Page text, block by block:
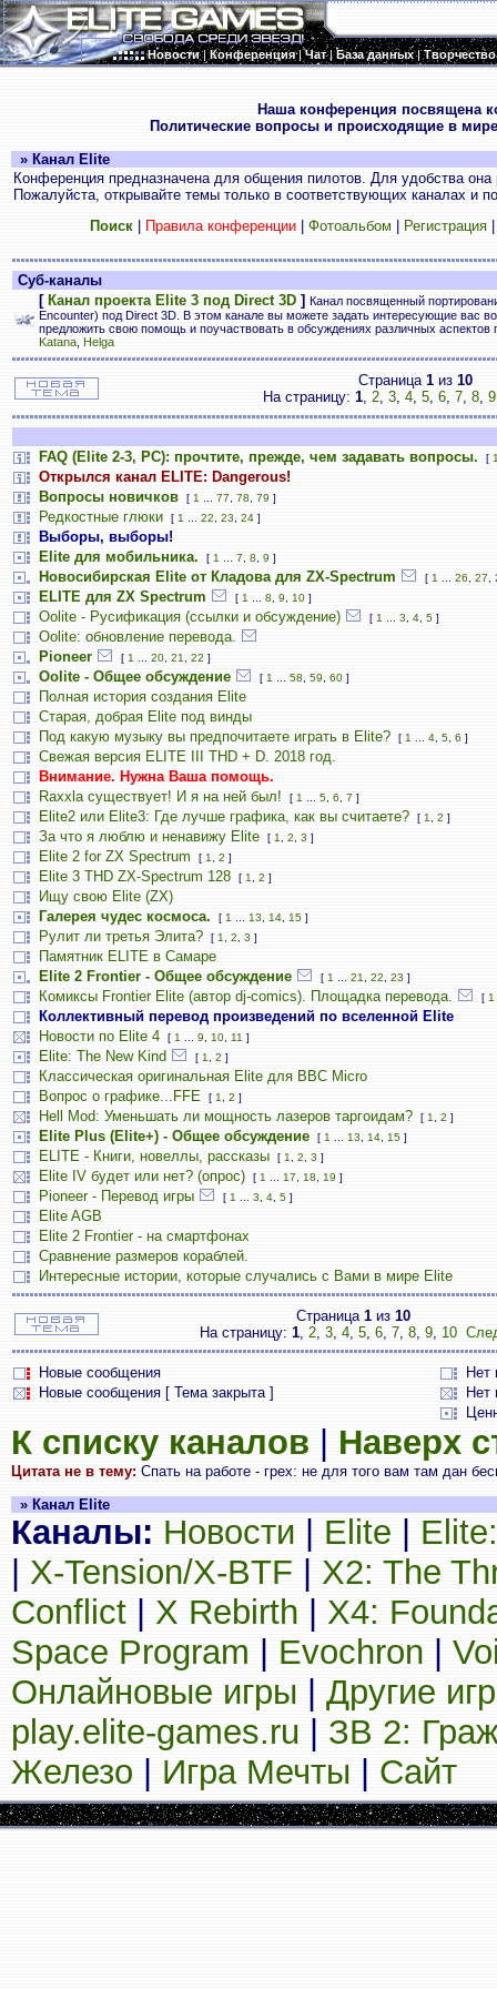
Новости|Конференция|Чат|База данных|Творчество
Наша конференция посвящена
Политические вопросы и происходящие в
» Канал Elite
Конференция предназначена для общения пилотов. Для удобства
Пожалуйста, открывайте темы только в соответствующих каналах и
Поиск| Правила конференции| Фотоальбом Регистрация
Суб-каналы
[ Канал проекта Elite 3 под Direct 3D ] Канал посвященный
Encounter) под Direct 3D. В этом канале вы можете задать интересующие вас
предложить свою помощь и поучаствовать в обсуждениях различных
Katana Helga
Страница 1 из 10
На страницу: 1, 2, 3, 4, 5, 6, 7, 8, 9
FAQ (Elite 2-3, PC): прочтите, прежде, чем задавать вопросы. [
Открылся канал ELITE: Dangerous!
Вопросы новичков
[ 1 77 78 79 ]
Редкостные глюки [ 1 22 23 24 ]
Выборы, выборы!
Elite для мобильника.
[ 1 7 8 9 ]
Новосибирская Elite от Кладова для ZX-Spectrum [ 1 26 27
ELITE для ZX Spectrum [ 1 8 9 10 ]
Oolite - Русификация (ссылки и обсуждение) [ 1 3 4 5 ]
Oolite: обновление перевода.
Pioneer
[ 1 20 21 22 ]
Oolite - Общее обсуждение [ 1 58 59 60 ]
Полная история создания Elite
Старая, добрая Elite под винды
Под какую музыку вы предпочитаете играть в Elite?
[ 1 4 5 6 ]
Свежая версия ELITE III THD + D. 2018 год.
Внимание. Нужна Ваша помощь.
Raxxla существует! И я на ней был!
[ 1 5 6 7 ]
Elite2 или Elite3: Где лучше графика, как вы считаете? [ 1 2 ]
За что я люблю и ненавижу Elite [ 1 2 3 ]
Elite 2 for ZX Spectrum [ 1 2 ]
Elite 3 THD ZX-Spectrum 128 [ 1 2 ]
Ищу свою Elite (ZX)
Галерея чудес космоса.
[ 1 13 14 15 ]
Рулит ли третья Элита? [ 1 2 3 ]
Памятник ELITE в Самаре
Elite 2 Frontier - Общее обсуждение
[ 1 21 22 23 ]
Комиксы Frontier Elite (автор dj-comics). Площадка перевода. [ 1
Коллективный перевод произведений по вселенной Elite
Новости по Elite 4
[ 1 9 10 11 ]
Elite: The New Kind [ 1 2 ]
Классическая оригинальная Elite для BBC Micro
Вопрос о графике...FFE
[ 1 2 ]
Hell Mod: Уменьшать ли мощность лазеров таргоидам? [ 1 2 ]
Elite Plus (Elite+) - Общее обсуждение [ 1 13 14 15 ]
ELITE - Книги, новеллы, рассказы [ 1 2 3 ]
Elite IV будет или нет? (опрос) [ 1 17 18 19 ]
Pioneer - Перевод игры [ 1 3 4 5 ]
Elite AGB
Elite 2 Frontier - на смартфонах
Сравнение размеров кораблей.
Интересные истории, которые случались с Вами в мире Elite
Страница 1из 10
На страницу: 1, 2, 3, 4, 5, 6, 7, 8, 9, 10
Новые сообщения
Нет
Новые сообщения [ Тема закрыта ]
Нет
К списку каналов Наверх
Цитата не в тему: Спать на работе - грех: не для того вам там дан
» Канал Elite
Каналы: Новости Elite
X-Tension/X-BTF
X2: The
Conflict
X Rebirth
X4:
Space Program
Evochron
Онлайновые игры
Другие
play.elite-games.ru
ЗВ 2:
Железо
Игра Мечты Сайт